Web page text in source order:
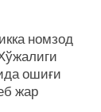
номзод
ошиғи
жар
ХАВОТИР
ҚЎШИҚ